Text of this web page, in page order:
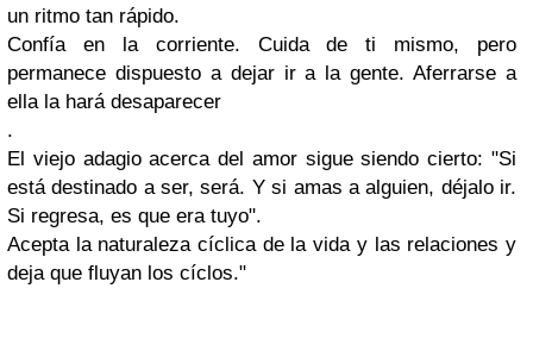
un ritmo tan rápido.
Confía en la corriente. Cuida de ti mismo, pero
permanece dispuesto a dejar ir a la gente. Aferrarse a
ella la hará desaparecer
.
El viejo adagio acerca del amor sigue siendo cierto: "Si
está destinado a ser, será. Y si amas a alguien, déjalo ir.
Si regresa, es que era tuyo".
Acepta la naturaleza cíclica de la vida y las relaciones y
deja que fluyan los cíclos."